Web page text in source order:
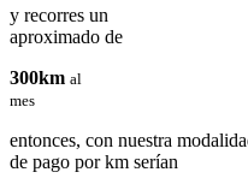
y recorres un
aproximado de
300km al
mes
entonces, con nuestra
de pago por km serían